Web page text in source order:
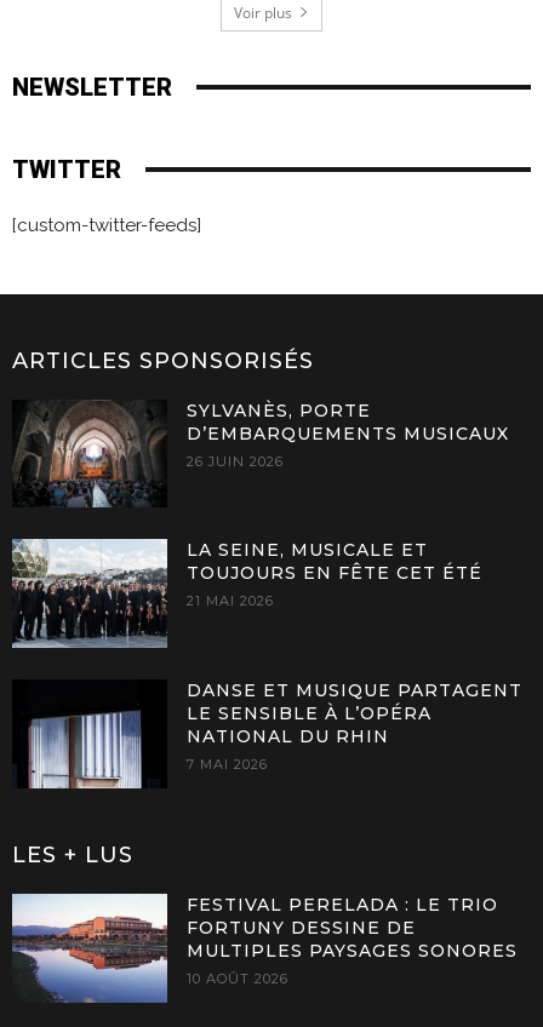
Voir plus
NEWSLETTER
TWITTER
[custom-twitter-feeds]
ARTICLES SPONSORISÉS
SYLVANÈS, PORTE
D’EMBARQUEMENTS MUSICAUX
26 JUIN 2026
LA SEINE, MUSICALE ET
TOUJOURS EN FÊTE CET ÉTÉ
21 MAI 2026
DANSE ET MUSIQUE PARTAGENT
LE SENSIBLE À L’OPÉRA
NATIONAL DU RHIN
7 MAI 2026
LES + LUS
FESTIVAL PERELADA : LE TRIO
FORTUNY DESSINE DE
MULTIPLES PAYSAGES SONORES
10 AOÛT 2026